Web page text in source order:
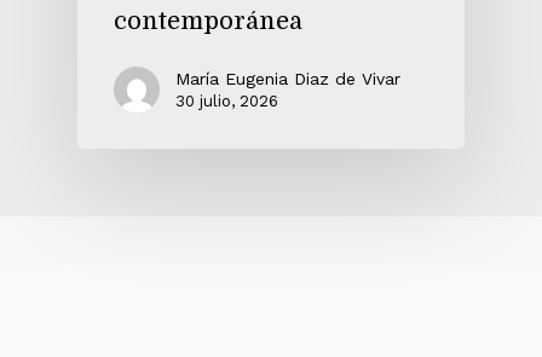
contemporánea
María Eugenia Diaz de Vivar
30 julio, 2026